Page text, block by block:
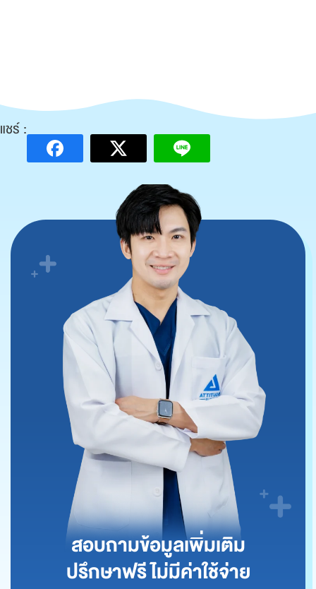
แชร์ :
สอบถามข้อมูลเพิ่มเติม
ปรึกษาฟรี ไม่มีค่าใช้จ่าย